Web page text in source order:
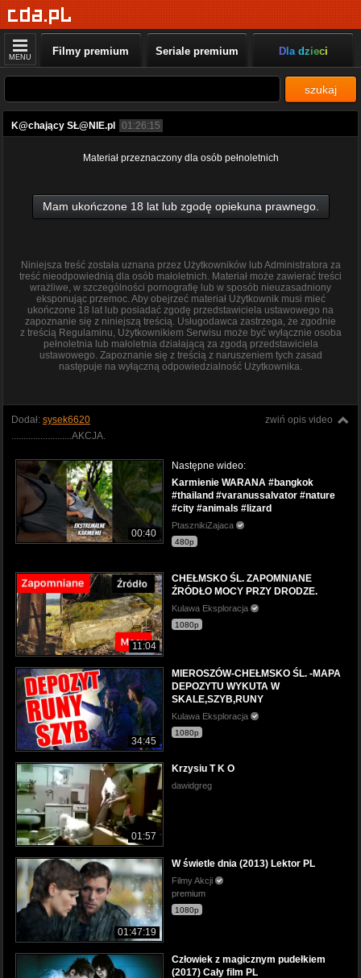
MENU Filmy premium Seriale premium Dla dzieci
szukaj
K@chający SŁ@NIE.pl 01:26:15
Materiał przeznaczony dla osób pełnoletnich
Mam ukończone 18 lat lub zgodę opiekuna prawnego.
Niniejsza treść została uznana przez Użytkowników lub Administratora za
treść nieodpowiednią dla osób małoletnich. Materiał może zawierać treści
wrażliwe, w szczególności pornografię lub w sposób nieuzasadniony
eksponując przemoc. Aby obejrzeć materiał Użytkownik musi mieć
ukończone 18 lat lub posiadać zgodę przedstawiciela ustawowego na
zapoznanie się z niniejszą treścią. Usługodawca zastrzega, że zgodnie
z treścią Regulaminu, Użytkownikiem Serwisu może być wyłącznie osoba
pełnoletnia lub małoletnia działającą za zgodą przedstawiciela
ustawowego. Zapoznanie się z treścią z naruszeniem tych zasad
następuje na wyłączną odpowiedzialność Użytkownika.
zwiń opis video
Dodał: sysek6620
.........................AKCJA.
00:40
Następne wideo:
Karmienie WARANA #bangkok
#thailand #varanussalvator #nature
#city #animals #lizard
PtasznikiZajaca
480p
11:04
CHEŁMSKO ŚL. ZAPOMNIANE
ŹRÓDŁO MOCY PRZY DRODZE.
Kulawa Eksploracja
1080p
34:45
MIEROSZÓW-CHEŁMSKO ŚL. -MAPA
DEPOZYTU WYKUTA W
SKALE,SZYB,RUNY
Kulawa Eksploracja
1080p
01:57
Krzysiu T K O
dawidgreg
01:47:19
W świetle dnia (2013) Lektor PL
Filmy Akcji
premium
1080p
Człowiek z magicznym pudełkiem
(2017) Cały film PL